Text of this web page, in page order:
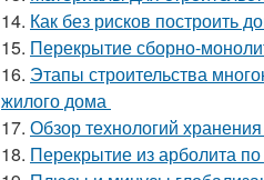
14. Как без рисков построить
15. Перекрытие сборно-
16. Этапы строительства
жилого дома
17. Обзор технологий
18. Перекрытие из арболита